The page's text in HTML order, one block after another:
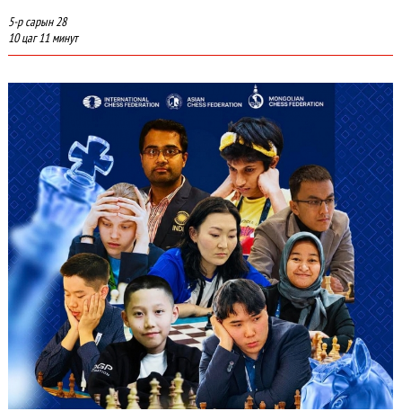
5-р сарын 28
10 цаг 11 минут